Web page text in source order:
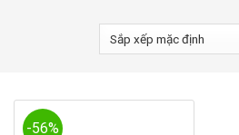
-56%